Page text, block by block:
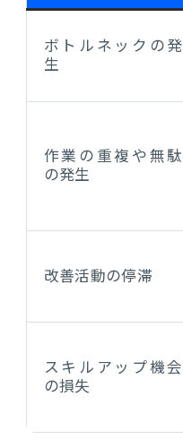
ボトルネックの発
生
作業の重複や無駄
の発生
改善活動の停滞
スキルアップ機会
の損失